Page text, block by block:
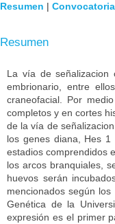
Resumen | Convocatoria
Resumen
La vía de señalizacion
embrionario, entre
craneofacial. Por
completos y en cortes
de la vía de
los genes diana, Hes
estadios comprendidos
los arcos branquiales,
huevos serán
mencionados según
Genética de la
expresión es el primer